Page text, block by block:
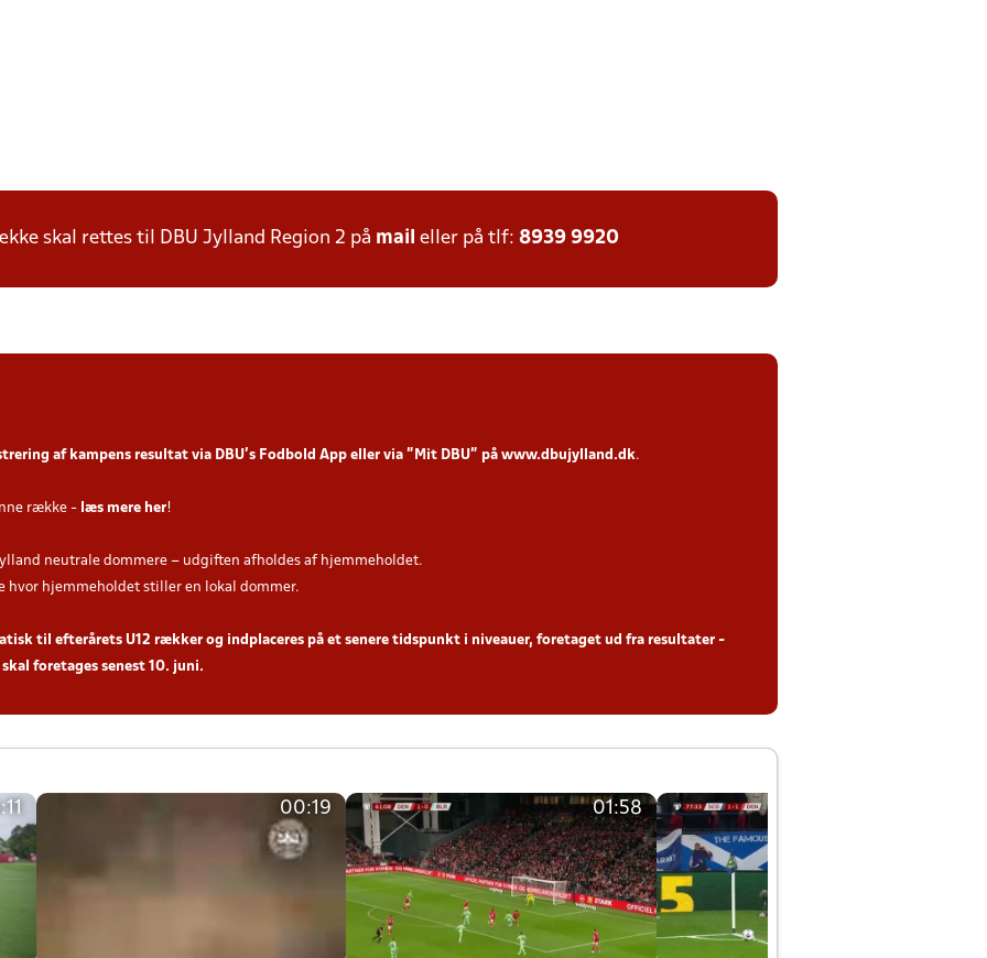
skal rettes til DBU Jylland Region 2 på mail eller på tlf: 8939 9920
af kampens resultat via DBU’s Fodbold App eller via ”Mit DBU” på www.dbujylland.dk.
række - læs mere her!
neutrale dommere – udgiften afholdes af hjemmeholdet.
hvor hjemmeholdet stiller en lokal dommer.
til efterårets U12 rækker og indplaceres på et senere tidspunkt i niveauer, foretaget ud fra resultater -
foretages senest 10. juni.
00:19 01:58